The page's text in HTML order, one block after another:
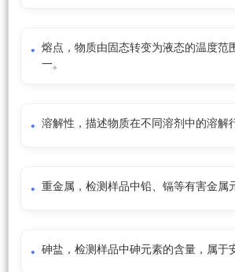
熔点，物质由固态转变为液态的温度范
一。
溶解性，描述物质在不同溶剂中的溶解
重金属，检测样品中铅、镉等有害金属
砷盐，检测样品中砷元素的含量，属于